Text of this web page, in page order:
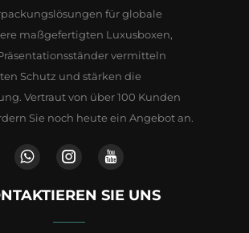
für globale
maßgefertigten Luxusboxen,
vermitteln
Schutz und stärken die
Vertraut von über 100 Kunden
Sie noch heute ein Angebot an.
SIE UNS